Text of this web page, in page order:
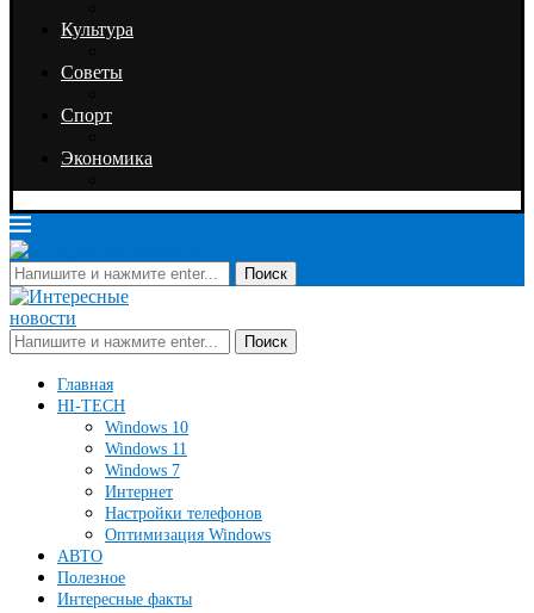
Культура
Советы
Спорт
Экономика
Поиск
Поиск
Главная
HI-TECH
Windows 10
Windows 11
Windows 7
Интернет
Настройки телефонов
Оптимизация Windows
АВТО
Полезное
Интересные факты